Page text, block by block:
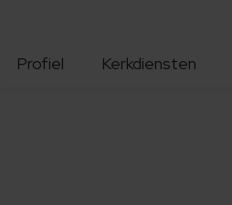
Profiel Kerkdiensten